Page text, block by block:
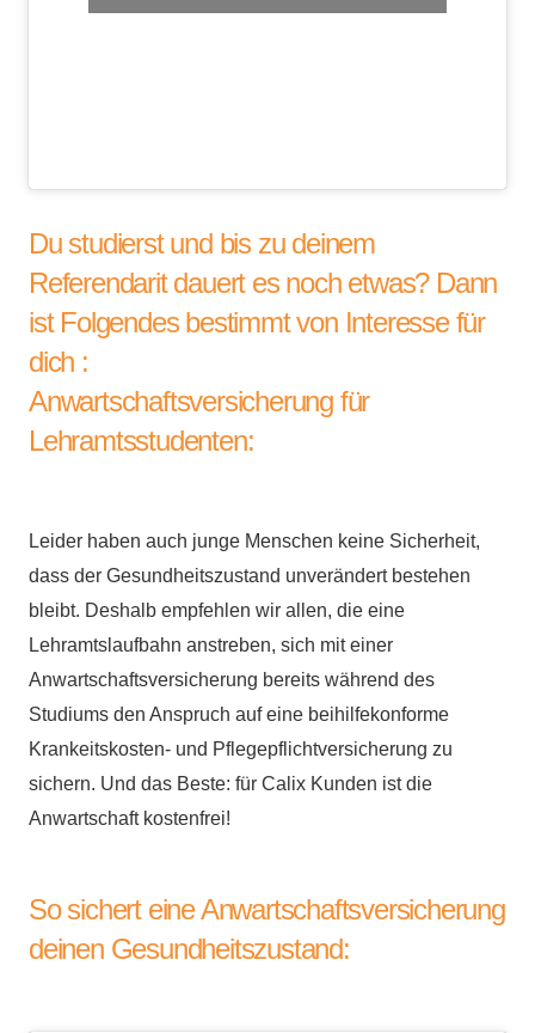
Du studierst und bis zu deinem
Referendarit dauert es noch etwas? Dann
ist Folgendes bestimmt von Interesse für
dich :
Anwartschaftsversicherung für
Lehramtsstudenten:
Leider haben auch junge Menschen keine Sicherheit,
dass der Gesundheitszustand unverändert bestehen
bleibt. Deshalb empfehlen wir allen, die eine
Lehramtslaufbahn anstreben, sich mit einer
Anwartschaftsversicherung bereits während des
Studiums den Anspruch auf eine beihilfekonforme
Krankeitskosten- und Pflegepflichtversicherung zu
sichern. Und das Beste: für Calix Kunden ist die
Anwartschaft kostenfrei!
So sichert eine Anwartschaftsversicherung
deinen Gesundheitszustand: